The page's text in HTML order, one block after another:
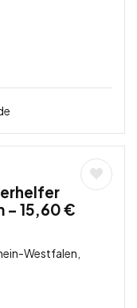
– 15,60 €
Westfalen,